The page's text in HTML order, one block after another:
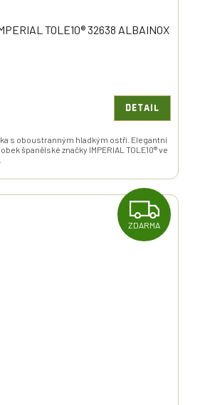
TOLE10® 32638 ALBAINOX
DETAIL
s oboustranným hladkým ostří. Elegantní
španělské značky IMPERIAL TOLE10® ve
Z
D
ZDARMA